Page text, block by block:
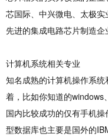
芯国际、中兴微电、太极
先进的集成电路芯片制造企
计算机系统相关专业
知名成熟的计算机操作系
着，比如你知道的
国内比较成功的仅有手机
型数据库也主要是国外的